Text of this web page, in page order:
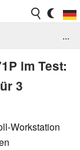
...
im Test:
3
Workstation